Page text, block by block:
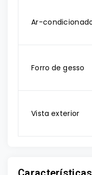
Ar-
Forro de gesso
Vista exterior